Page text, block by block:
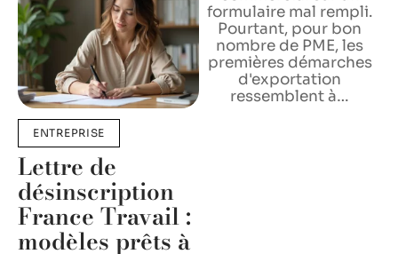
ENTREPRISE
Lettre de
désinscription
France Travail :
modèles prêts à
formulaire mal rempli.
Pourtant, pour bon
nombre de PME, les
premières démarches
d'exportation
ressemblent à…